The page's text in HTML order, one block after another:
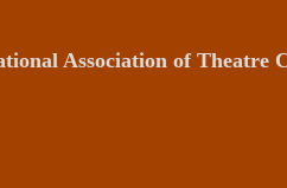
Association of